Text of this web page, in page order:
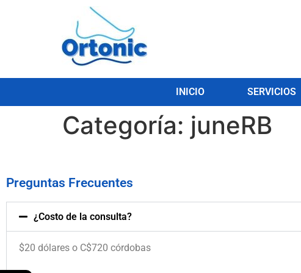
INICIO SERVICIOS
Categoría: juneRB
Preguntas Frecuentes
¿Costo de la consulta?
$20 dólares o C$720 córdobas